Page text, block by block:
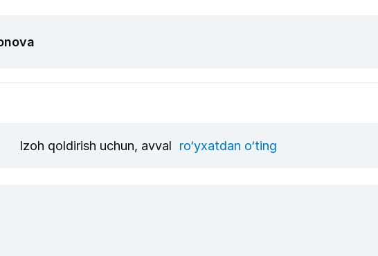
Izoh qoldirish uchun, avval ro‘yxatdan o‘ting